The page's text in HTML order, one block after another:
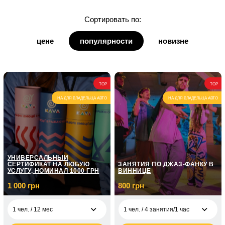
для дедушки
для бабушки
для кума
Сортировать по:
цене популярности новизне
TOP
НА ДЛЯ ВЛАДЕЛЬЦА АВТО
УНИВЕРСАЛЬНЫЙ
СЕРТИФИКАТ НА ЛЮБУЮ
УСЛУГУ, НОМИНАЛ 1000 ГРН
1 000 грн
1 чел. / 12 мес
TOP
НА ДЛЯ ВЛАДЕЛЬЦА АВТО
ЗАНЯТИЯ ПО ДЖАЗ-ФАНКУ В
ВИННИЦЕ
800 грн
1 чел. / 4 занятия/1 час